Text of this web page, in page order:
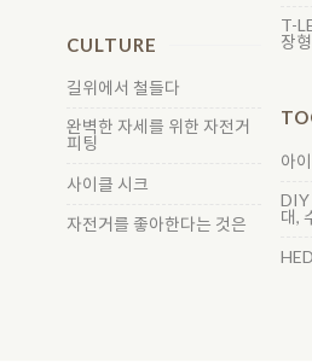
CULTURE
길위에서 철들다
완벽한 자세를 위한 자전거
피팅
사이클 시크
자전거를 좋아한다는 것은
T-
장
아
DIY
대,